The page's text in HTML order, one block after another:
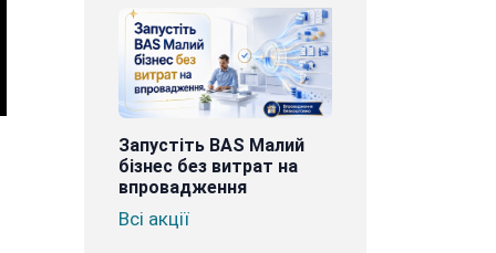
Запустіть BAS Малий
бізнес без витрат на
впровадження
Всі акції